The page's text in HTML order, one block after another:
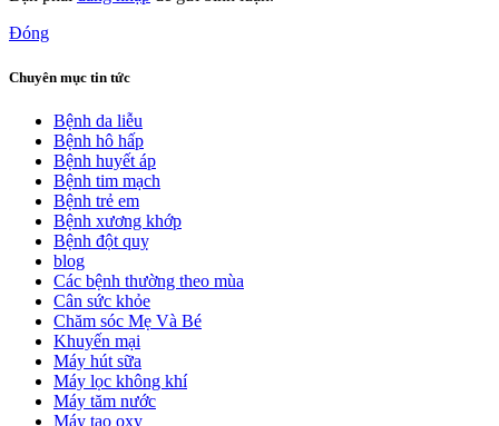
Đóng
Chuyên mục tin tức
Bệnh da liễu
Bệnh hô hấp
Bệnh huyết áp
Bệnh tim mạch
Bệnh trẻ em
Bệnh xương khớp
Bệnh đột quỵ
blog
Các bệnh thường theo mùa
Cân sức khỏe
Chăm sóc Mẹ Và Bé
Khuyến mại
Máy hút sữa
Máy lọc không khí
Máy tăm nước
Máy tạo oxy